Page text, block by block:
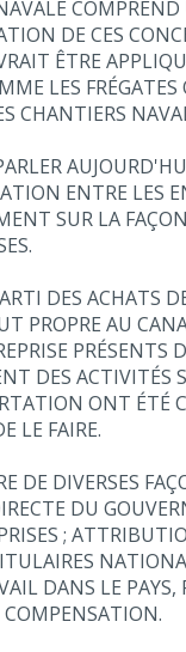
COMPREND
DE CES
ÊTRE
LES FRÉGATES
CHANTIERS
ENTRE LES
SUR LA
DES ACHATS
PROPRE AU
PRÉSENTS
DES ACTIVITÉS
ONT ÉTÉ
LE FAIRE.
DE DIVERSES
DU
;
DANS LE PAYS,